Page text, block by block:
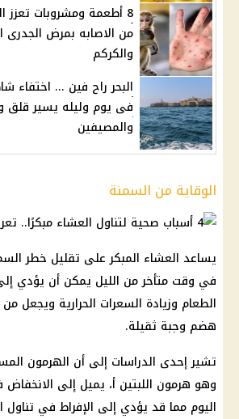
8 أطعمة ومشروبات تعزز
من الاصابه بمرض الجدرى
والكركم
البحر راح فين ... اختفاء
فى يوم وليله يسير قلق
والمصيفين
الوقاية من السمنة
يساعد العشاء المبكر على تقليل خطر
في وقت متأخر من الليل يمكن أن يؤدي
الطعام وزيادة السعرات الحرارية ويجعل
هضم وجبة ثقيلة.
تشير إحدى الدراسات إلى أن الهرمون
وهو هرمون اللبتين أ، يميل إلى
اليوم مما قد يؤدي إلى الإفراط في تناول